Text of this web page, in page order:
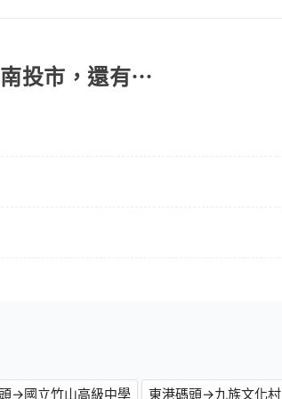
投市，還有⋯
→國立竹山高級中學 東港碼頭→九族文化村